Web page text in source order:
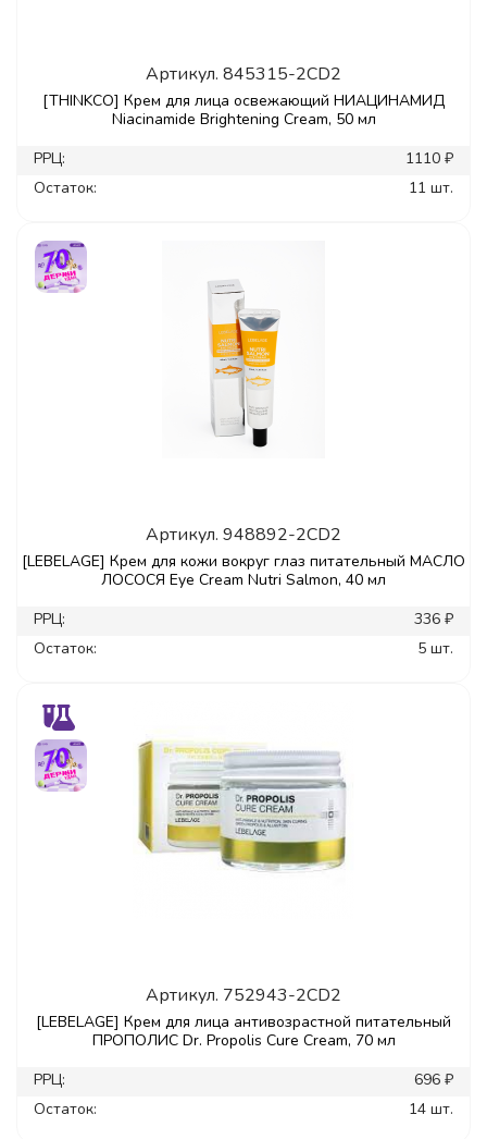
Артикул. 845315-2CD2
[THINKCO] Крем для лица освежающий НИАЦИНАМИД
Niacinamide Brightening Cream, 50 мл
РРЦ:
1110 ₽
Остаток:
11 шт.
Артикул. 948892-2CD2
[LEBELAGE] Крем для кожи вокруг глаз питательный МАСЛО
ЛОСОСЯ Eye Cream Nutri Salmon, 40 мл
РРЦ:
336 ₽
Остаток:
5 шт.
Артикул. 752943-2CD2
[LEBELAGE] Крем для лица антивозрастной питательный
ПРОПОЛИС Dr. Propolis Cure Cream, 70 мл
РРЦ:
696 ₽
Остаток:
14 шт.